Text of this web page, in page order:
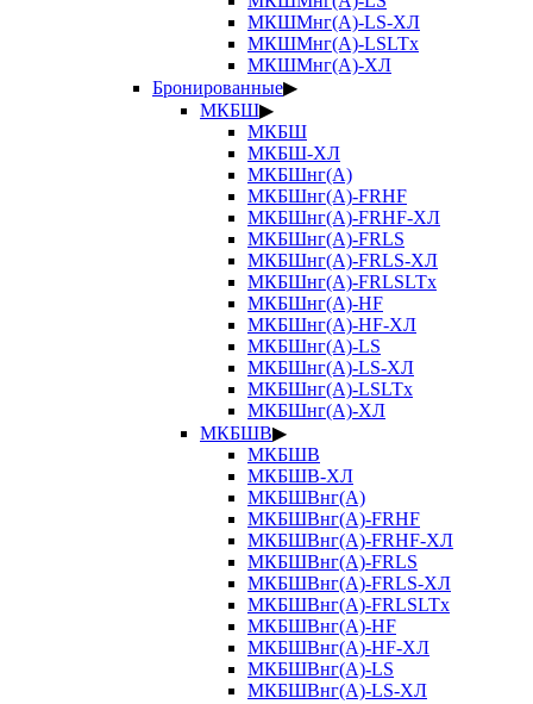
МКШМнг(А)-LS-ХЛ
МКШМнг(А)-LSLTx
МКШМнг(А)-ХЛ
Бронированные▶
МКБШ▶
МКБШ
МКБШ-ХЛ
МКБШнг(А)
МКБШнг(А)-FRHF
МКБШнг(А)-FRHF-ХЛ
МКБШнг(А)-FRLS
МКБШнг(А)-FRLS-ХЛ
МКБШнг(А)-FRLSLTx
МКБШнг(А)-HF
МКБШнг(А)-HF-ХЛ
МКБШнг(А)-LS
МКБШнг(А)-LS-ХЛ
МКБШнг(А)-LSLTx
МКБШнг(А)-ХЛ
МКБШВ▶
МКБШВ
МКБШВ-ХЛ
МКБШВнг(А)
МКБШВнг(А)-FRHF
МКБШВнг(А)-FRHF-ХЛ
МКБШВнг(А)-FRLS
МКБШВнг(А)-FRLS-ХЛ
МКБШВнг(А)-FRLSLTx
МКБШВнг(А)-HF
МКБШВнг(А)-HF-ХЛ
МКБШВнг(А)-LS
МКБШВнг(А)-LS-ХЛ